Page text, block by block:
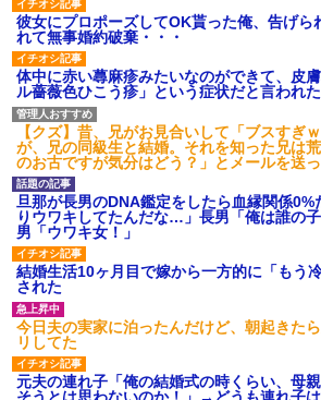
高速道路左車線を制限速度で走
った結果wwwwwwwwwwww
百年の恋12-899 食べた量を
張り合ってくる
【悲報】佐藤輝明・・・２軍
でも盛大にやらかす←あまり悲
しませないでくれ
彼女にプロポーズしてOK貰った俺、告げら
れて無事婚約破棄・・・
体中に赤い蕁麻疹みたいなのができて、皮
ル薔薇色ひこう疹」という症状だと言われた
【クズ】昔、兄がお見合いして「ブスすぎ
が、兄の同級生と結婚。それを知った兄は
のお古ですが気分はどう？」とメールを送
旦那が長男のDNA鑑定をしたら血縁関係
りウワキしてたんだな…」長男「俺は誰の
男「ウワキ女！」
結婚生活10ヶ月目で嫁から一方的に「もう
された
今日夫の実家に泊ったんだけど、朝起きた
リしてた
元夫の連れ子「俺の結婚式の時くらい、母